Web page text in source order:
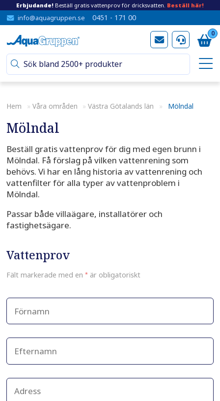
Erbjudande! Beställ gratis vattenprov för dricksvatten. Beställ här!
info@aquagruppen.se 0451 - 171 00
0
Hem » Våra områden »Västra Götalands län » Mölndal
Mölndal
Beställ gratis vattenprov för dig med egen brunn i
Mölndal. Få förslag på vilken vattenrening som
behövs. Vi har en lång historia av vattenrening och
vattenfilter för alla typer av vattenproblem i
Mölndal.
Passar både villaägare, installatörer och
fastighetsägare.
Vattenprov
Fält markerade med en *är obligatoriskt